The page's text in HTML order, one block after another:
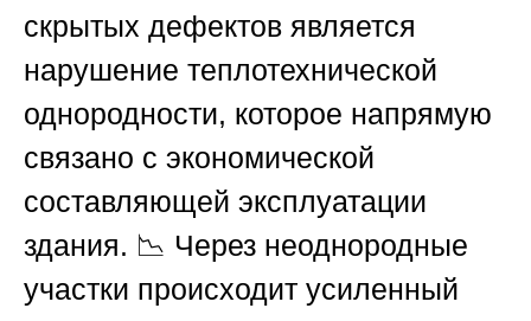
скрытых дефектов является
нарушение теплотехнической
однородности, которое напрямую
связано с экономической
составляющей эксплуатации
здания. 📉 Через неоднородные
участки происходит усиленный